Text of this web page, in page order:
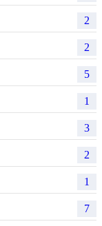
2
2
5
1
3
2
1
7